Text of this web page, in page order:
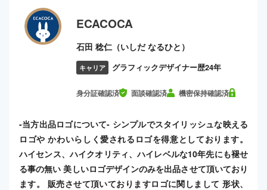
ECACOCA
石田 稔仁（いしだ なるひと）
キャリア グラフィックデザイナー歴24年
身分証確認済 面談確認済 機密保持確認済
-当方出品ロゴについて- シンプルでスタイリッシュな映える
ロゴや かわいらしく愛されるロゴを得意としております。
ハイセンス、ハイクオリティ、ハイレベルな10年先にも褪せ
る事の無い 美しいロゴデザインのみを出品させて頂いており
ます。 販売させて頂いておりますロゴに関しまして 形状、